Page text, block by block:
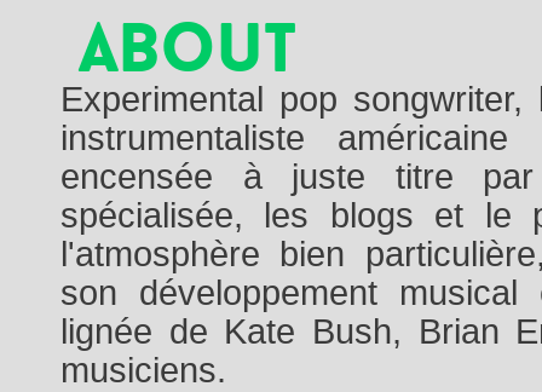
About
Experimental pop
instrumentaliste
encensée à juste titre
spécialisée, les blogs et le
l'atmosphère bien
son développement
lignée de Kate Bush, Brian
musiciens.